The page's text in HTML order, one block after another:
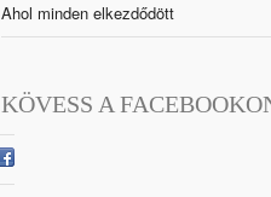
Ahol minden elkezdődött
KÖVESS A